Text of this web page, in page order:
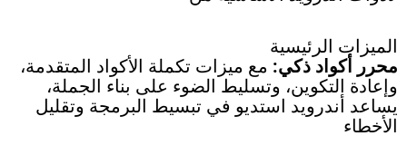
الميزات الرئيسية
محرر أكواد ذكي: مع ميزات تكملة الأكواد المتقدمة،
وإعادة التكوين، وتسليط الضوء على بناء الجملة،
يساعد أندرويد استديو في تبسيط البرمجة وتقليل
الأخطاء